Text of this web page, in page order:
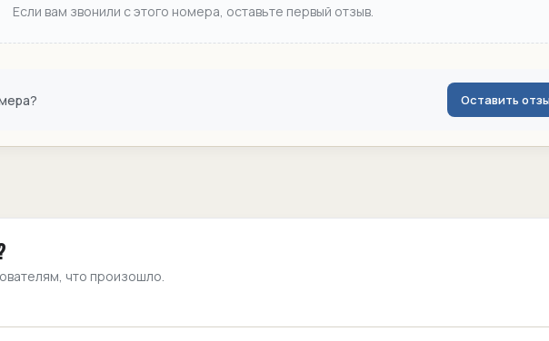
Если вам звонили с этого номера, оставьте первый отзыв.
Оставить
что произошло.